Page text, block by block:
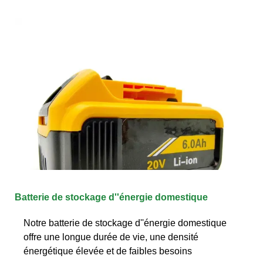
Batterie de stockage d''énergie domestique
Notre batterie de stockage d''énergie domestique
offre une longue durée de vie, une densité
énergétique élevée et de faibles besoins